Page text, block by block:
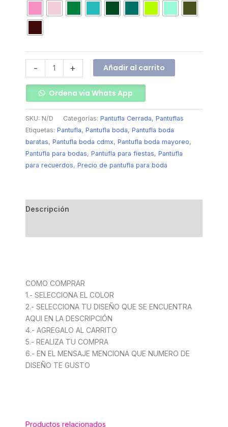
- + Añadir al carrito
Ordena via Whats App
SKU: N/D Categorías: Pantufla Cerrada, Pantuflas
Etiquetas: Pantufla, Pantufla boda, Pantufla boda
baratas, Pantufla boda cdmx, Pantufla boda mayoreo,
Pantufla para bodas, Pantufla para fiestas, Pantufla
para recuerdos, Precio de pantufla para boda
Descripción
COMO COMPRAR
1.- SELECCIONA EL COLOR
2.- SELECCIONA TU DISEÑO QUE SE ENCUENTRA
AQUI EN LA DESCRIPCIÓN
4.- AGREGALO AL CARRITO
5.- REALIZA TU COMPRA
6.- EN EL MENSAJE MENCIONA QUE NUMERO DE
DISEÑO TE GUSTO
Productos relacionados